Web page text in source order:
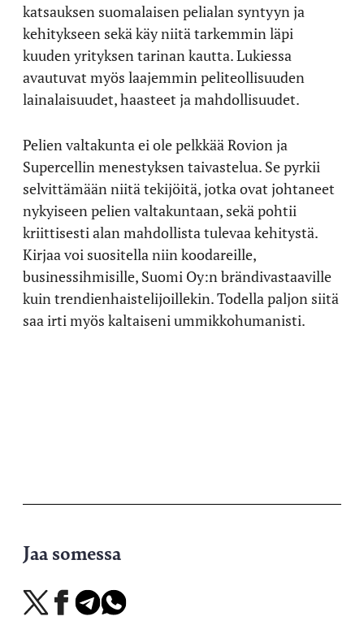
katsauksen suomalaisen pelialan syntyyn ja
kehitykseen sekä käy niitä tarkemmin läpi
kuuden yrityksen tarinan kautta. Lukiessa
avautuvat myös laajemmin peliteollisuuden
lainalaisuudet, haasteet ja mahdollisuudet.
Pelien valtakunta ei ole pelkkää Rovion ja
Supercellin menestyksen taivastelua. Se pyrkii
selvittämään niitä tekijöitä, jotka ovat johtaneet
nykyiseen pelien valtakuntaan, sekä pohtii
kriittisesti alan mahdollista tulevaa kehitystä.
Kirjaa voi suositella niin koodareille,
businessihmisille, Suomi Oy:n brändivastaaville
kuin trendienhaistelijoillekin. Todella paljon siitä
saa irti myös kaltaiseni ummikkohumanisti.
Jaa somessa
Jaa
X-
Jaa
Facebookissa
Jaa
Telegramissa
Jaa
WhatsAppissa